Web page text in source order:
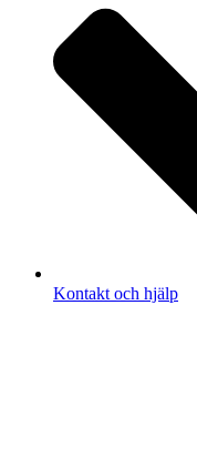
Kontakt och hjälp